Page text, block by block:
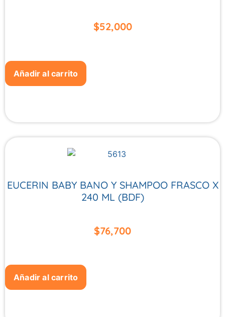
$52,000
Añadir al carrito
EUCERIN BABY BANO Y SHAMPOO FRASCO X
240 ML (BDF)
$76,700
Añadir al carrito